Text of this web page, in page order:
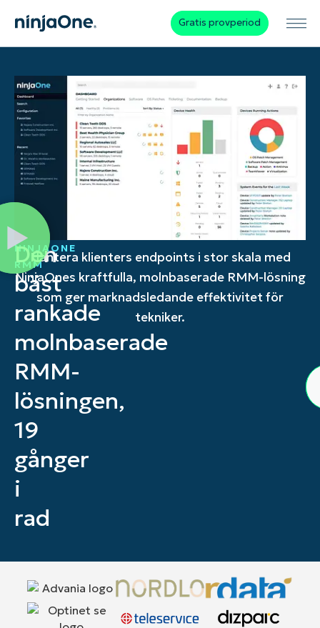
Gratis provperiod
NINJAONE
RMM
Den
bäst
rankade
molnbaserade
RMM-
lösningen,
19
gånger
i
rad
Hantera klienters endpoints i stor skala med
NinjaOnes kraftfulla, molnbaserade RMM-lösning
som ger marknadsledande effektivitet för
tekniker.